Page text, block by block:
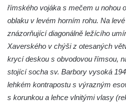
Socha Opičákovník v ZOO Hluboká
Socha Roháč v ZOO Hluboká
Socha Mystik v ZOO Hluboká
Socha Jana Valeria Jirsíka u Černé
Českých Budějovicích
římského vojáka s mečem u nohou
oblaku v levém horním rohu. Na
znázorňující diagonálně ležícího
Xaverského v chýši z otesaných
krycí deskou s obvodovou římsou,
stojící socha sv. Barbory vysoká
lehkém kontrapostu s výrazným
s korunkou a lehce vlnitými vlasy